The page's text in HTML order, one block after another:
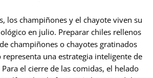
los champiñones y el chayote viven su
en julio. Preparar chiles rellenos
champiñones o chayotes gratinados
una estrategia inteligente de
el cierre de las comidas, el helado